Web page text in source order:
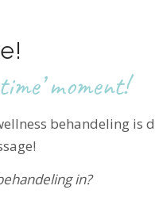
moment!
behandeling
in?